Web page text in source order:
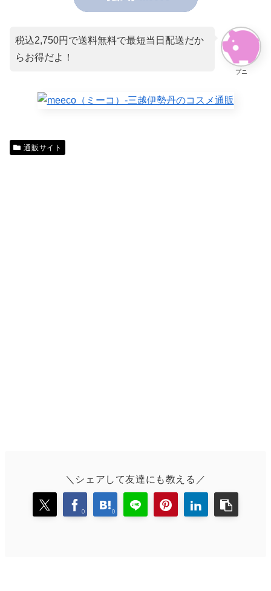
プニ
税込2,750円で送料無料で最短当日配送だか
らお得だよ！
通販サイト
＼シェアして友達にも教える／
0 0